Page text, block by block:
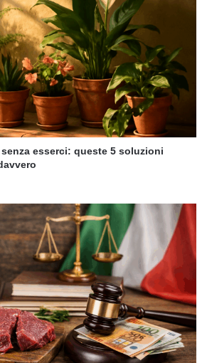
esserci: queste 5 soluzioni